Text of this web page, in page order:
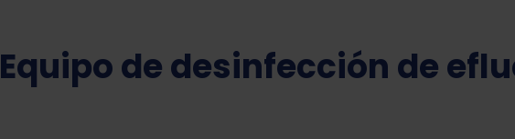
Equipo de desinfección de